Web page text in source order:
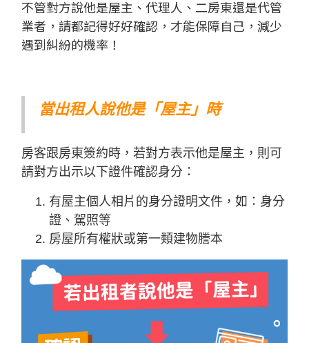
不管對方說他是屋主、代理人、二房東還是代管
業者，請都記得好好確認，才能保障自己，減少
遇到糾紛的機率！
當出租人說他是「屋主」時
房客跟房東簽約時，若對方表示他是屋主，則可
請對方出示以下證件確認身分：
有屋主個人相片的身分證明文件，如：身分
證、駕照等
房屋所有權狀或第一類建物謄本